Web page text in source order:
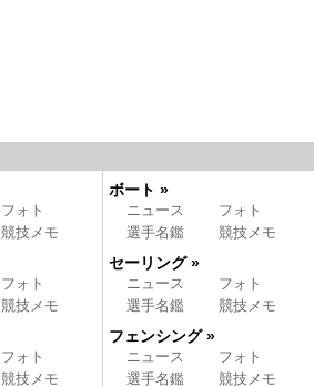
フォト
競技メモ
フォト
競技メモ
フォト
競技メモ
ボート »
ニュース
フォト
選手名鑑
競技メモ
セーリング »
ニュース
フォト
選手名鑑
競技メモ
フェンシング »
ニュース
フォト
選手名鑑
競技メモ